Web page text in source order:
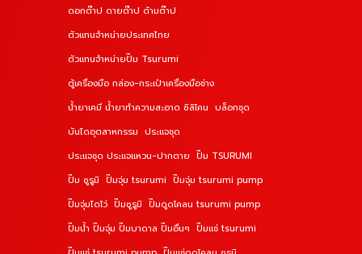
ดอกต๊าป ดายต๊าป ด้ามต๊าป
ตัวแทนจำหน่ายประเทศไทย
ตัวแทนจำหน่ายปั๊ม Tsurumi
ตู้เครื่องมือ กล่อง-กระเป๋าเครื่องมือช่าง
น้ำยาเคมี น้ำยาทำความสะอาด ซิลิโคน บล็อกชุด
บันไดอุตสาหกรรม ประแจชุด
ประแจชุด ประแจแหวน-ปากตาย ปั๊ม TSURUMI
ปั๊ม ซูรูมิ ปั๊มจุ่ม tsurumi ปั๊มจุ่ม tsurumi pump
ปั๊มจุ่มไดโว่ ปั๊มซูรูมิ ปั๊มดูดโคลน tsurumi pump
ปั๊มน้ำ ปั๊มจุ่ม ปั๊มบาดาล ปั๊มอื่นๆ ปั๊มแช่ tsurumi